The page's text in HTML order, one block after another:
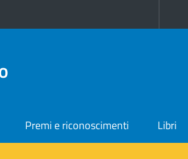
Premi e riconoscimenti Libri